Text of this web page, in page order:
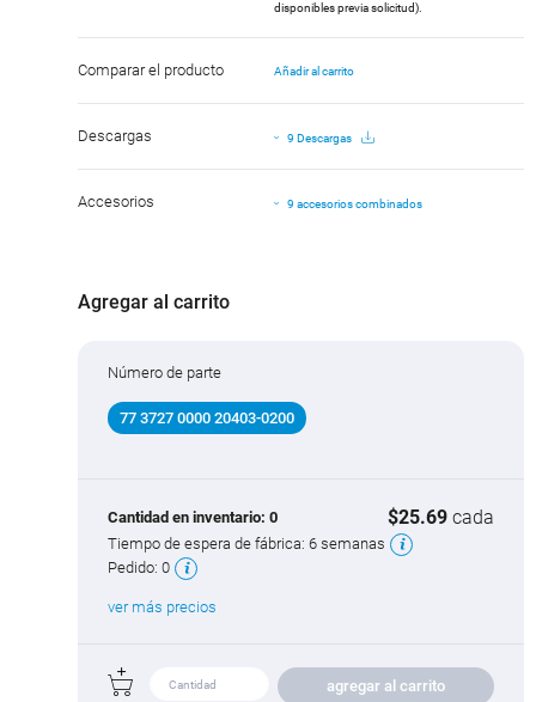
disponibles previa solicitud).
Comparar el producto Añadir al carrito
Descargas 9 Descargas
Accesorios 9 accesorios combinados
Agregar al carrito
Número de parte
77 3727 0000 20403-0200
Cantidad en inventario: 0 $25.69 cada
Tiempo de espera de fábrica: 6 semanas
Pedido: 0
ver más precios
agregar al carrito